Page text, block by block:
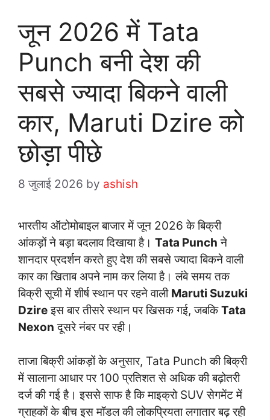
जून 2026 में Tata
Punch बनी देश की
सबसे ज्यादा बिकने वाली
कार, Maruti Dzire को
छोड़ा पीछे
8 जुलाई 2026 by ashish
भारतीय ऑटोमोबाइल बाजार में जून 2026 के बिक्री
आंकड़ों ने बड़ा बदलाव दिखाया है। Tata Punch ने
शानदार प्रदर्शन करते हुए देश की सबसे ज्यादा बिकने वाली
कार का खिताब अपने नाम कर लिया है। लंबे समय तक
बिक्री सूची में शीर्ष स्थान पर रहने वाली Maruti Suzuki
Dzireइस बार तीसरे स्थान पर खिसक गई, जबकिTata
Nexon दूसरे नंबर पर रही।
ताजा बिक्री आंकड़ों के अनुसार, Tata Punch की बिक्री
में सालाना आधार पर 100 प्रतिशत से अधिक की बढ़ोतरी
दर्ज की गई है। इससे साफ है कि माइक्रो SUV सेगमेंट में
ग्राहकों के बीच इस मॉडल की लोकप्रियता लगातार बढ़ रही